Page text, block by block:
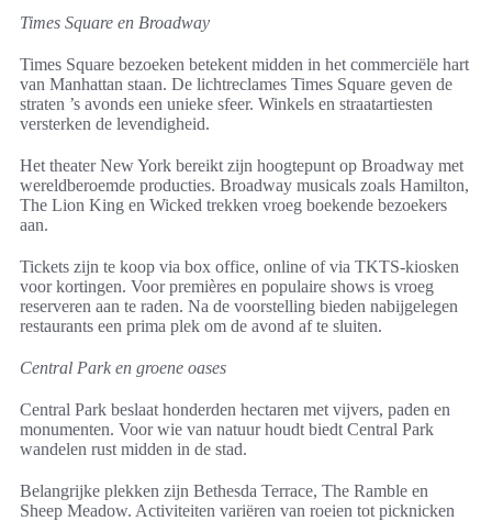
Times Square en Broadway
Times Square bezoeken betekent midden in het commerciële hart
van Manhattan staan. De lichtreclames Times Square geven de
straten ’s avonds een unieke sfeer. Winkels en straatartiesten
versterken de levendigheid.
Het theater New York bereikt zijn hoogtepunt op Broadway met
wereldberoemde producties. Broadway musicals zoals Hamilton,
The Lion King en Wicked trekken vroeg boekende bezoekers
aan.
Tickets zijn te koop via box office, online of via TKTS-kiosken
voor kortingen. Voor premières en populaire shows is vroeg
reserveren aan te raden. Na de voorstelling bieden nabijgelegen
restaurants een prima plek om de avond af te sluiten.
Central Park en groene oases
Central Park beslaat honderden hectaren met vijvers, paden en
monumenten. Voor wie van natuur houdt biedt Central Park
wandelen rust midden in de stad.
Belangrijke plekken zijn Bethesda Terrace, The Ramble en
Sheep Meadow. Activiteiten variëren van roeien tot picknicken